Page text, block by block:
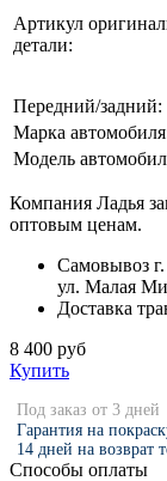
Артикул
детали:
Передний/задний:
Марка
Модель
Компания Ладья
оптовым ценам.
Самовывоз
ул. Малая
Доставка
8 400 руб
Купить
Под заказ от 3 дней
Гарантия на
14 дней на возврат
Способы оплаты